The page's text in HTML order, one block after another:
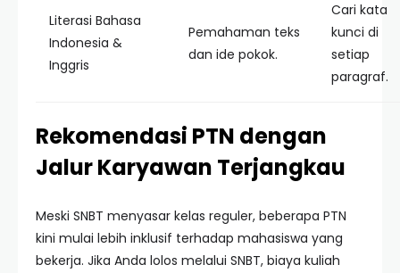
Literasi Bahasa
Indonesia &
Inggris
Pemahaman teks
dan ide pokok.
Cari kata
kunci di
setiap
paragraf.
Rekomendasi PTN dengan
Jalur Karyawan Terjangkau
Meski SNBT menyasar kelas reguler, beberapa PTN
kini mulai lebih inklusif terhadap mahasiswa yang
bekerja. Jika Anda lolos melalui SNBT, biaya kuliah